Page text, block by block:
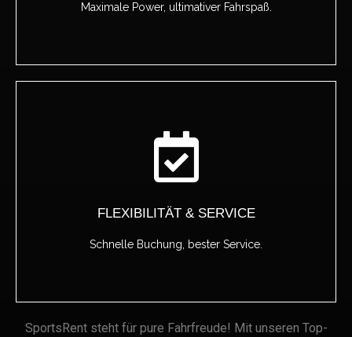
Maximale Power, ultimativer Fahrspaß.
FLEXIBILITÄT & SERVICE
Schnelle Buchung, bester Service.
SportsRent steht für pure Fahrfreude! Mit unseren Top-